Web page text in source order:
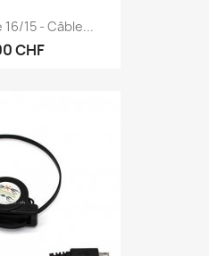
15 - Câble...
CHF